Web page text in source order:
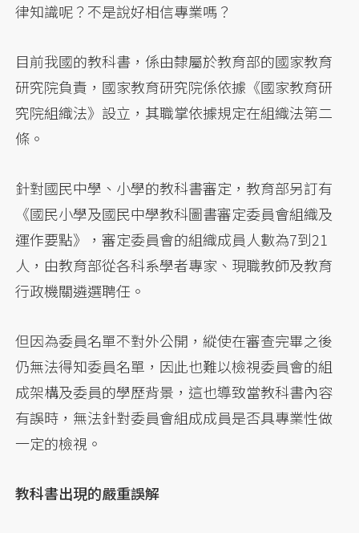
律知識呢？不是說好相信專業嗎？
目前我國的教科書，係由隸屬於教育部的國家教育
研究院負責，國家教育研究院係依據《國家教育研
究院組織法》設立，其職掌依據規定在組織法第二
條。
針對國民中學、小學的教科書審定，教育部另訂有
《國民小學及國民中學教科圖書審定委員會組織及
運作要點》，審定委員會的組織成員人數為7到21
人，由教育部從各科系學者專家、現職教師及教育
行政機關遴選聘任。
但因為委員名單不對外公開，縱使在審查完畢之後
仍無法得知委員名單，因此也難以檢視委員會的組
成架構及委員的學歷背景，這也導致當教科書內容
有誤時，無法針對委員會組成成員是否具專業性做
一定的檢視。
教科書出現的嚴重誤解